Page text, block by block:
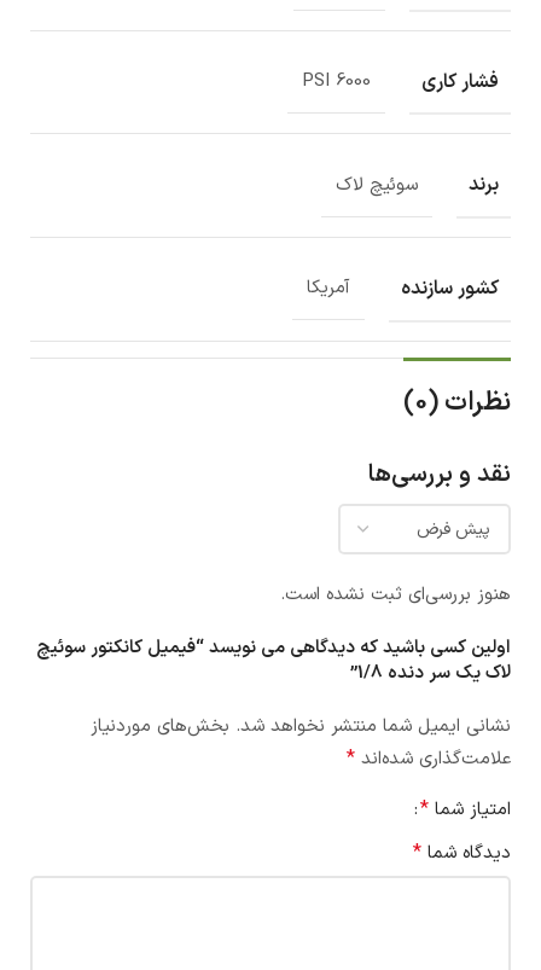
فشار کاری 6000 PSI
برند سوئیچ لاک
کشور سازنده آمریکا
نظرات (0)
نقد و بررسی‌ها
هنوز بررسی‌ای ثبت نشده است.
اولین کسی باشید که دیدگاهی می نویسد “فیمیل کانکتور سوئیچ
لاک یک سر دنده 1/8”
نشانی ایمیل شما منتشر نخواهد شد. بخش‌های موردنیاز
علامت‌گذاری شده‌اند *
امتیاز شما *
دیدگاه شما *